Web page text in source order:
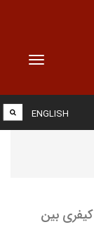
Toggle
ENGLISH
بین